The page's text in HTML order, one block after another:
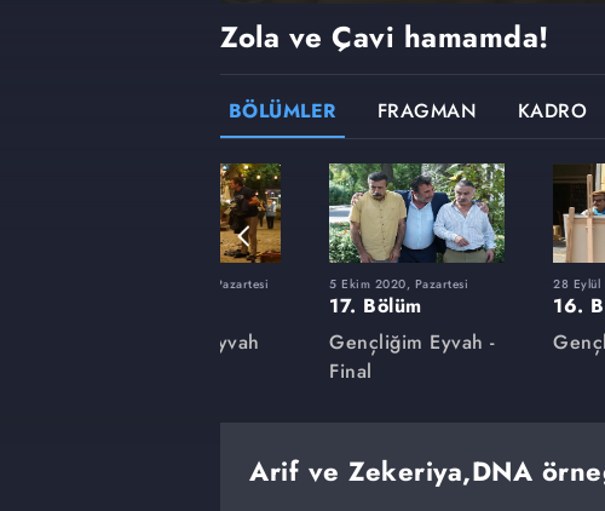
Zola ve Çavi hamamda!
BÖLÜMLER FRAGMAN KADRO
29 Haziran 2020, Pazartesi
Gençliğim Eyvah
5 Ekim 2020, Pazartesi
17. Bölüm
Gençliğim Eyvah -
Final
28 Eylül
16.
Arif ve Zekeriya,DNA